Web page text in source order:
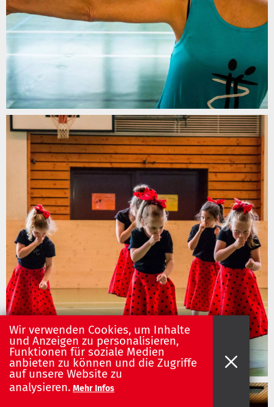
Wir verwenden Cookies, um Inhalte
und Anzeigen zu personalisieren,
Funktionen für soziale Medien
anbieten zu können und die Zugriffe
auf unsere Website zu
analysieren. Mehr Infos